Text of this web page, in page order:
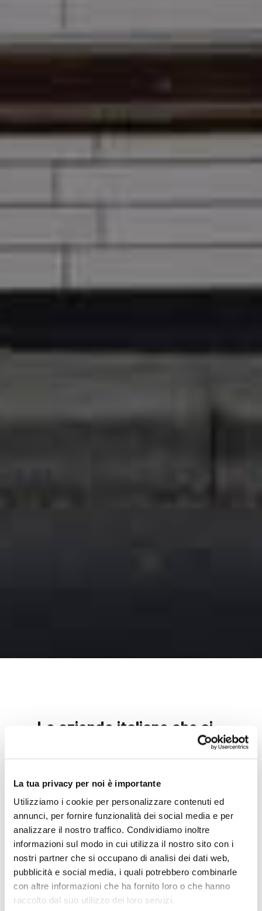
La tua privacy per noi è importante
Utilizziamo i cookie per personalizzare contenuti ed
annunci, per fornire funzionalità dei social media e per
analizzare il nostro traffico. Condividiamo inoltre
informazioni sul modo in cui utilizza il nostro sito con i
nostri partner che si occupano di analisi dei dati web,
pubblicità e social media, i quali potrebbero combinarle
con altre informazioni che ha fornito loro o che hanno
raccolto dal suo utilizzo dei loro servizi.
Le aziende italiane che si
occupano di dispositivi
social? se sì sono attive?
e con quali intenti?
A chiederselo, e dedicarci una intera tesi di laurea, è stata
Engerta Gjepali, neolaureata dell’Università di Verona
nel Corso di Laurea Magistrale in Marketing e